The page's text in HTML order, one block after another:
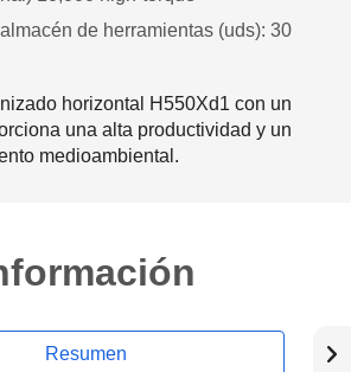
de herramientas (uds): 30
horizontal H550Xd1 con un
una alta productividad y un
medioambiental.
Resumen